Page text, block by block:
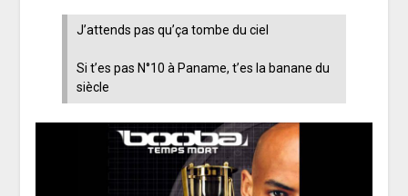
J’attends pas qu’ça tombe du ciel
Si t’es pas N°10 à Paname, t’es la banane du
siècle